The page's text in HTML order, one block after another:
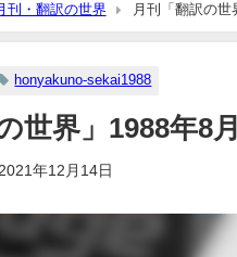
刊・翻訳の世界 月刊「翻訳の世
honyakuno-sekai1988
世界」1988年8月
2021年12月14日